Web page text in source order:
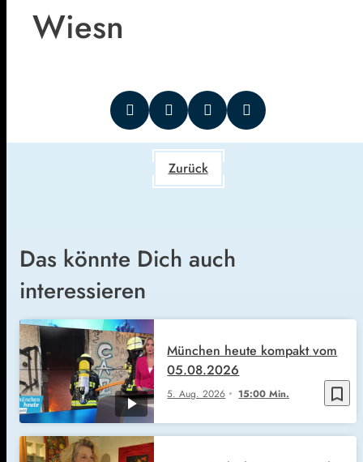
Wiesn
Zurück
Das könnte Dich auch
interessieren
bookmark_border
5. Aug. 2026 15:00 Min.
München heute kompakt vom
05.08.2026